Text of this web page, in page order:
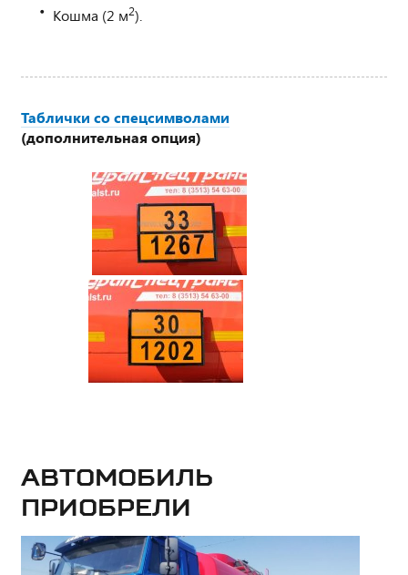
Кошма (2 м2).
Таблички со спецсимволами
(дополнительная опция)
Автомобиль
приобрели